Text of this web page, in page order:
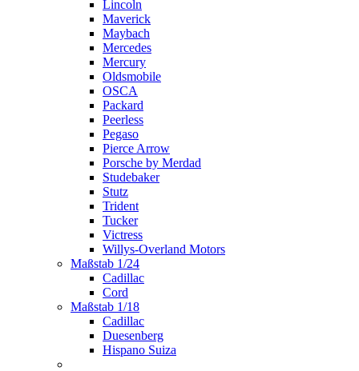
Lincoln
Maverick
Maybach
Mercedes
Mercury
Oldsmobile
OSCA
Packard
Peerless
Pegaso
Pierce Arrow
Porsche by Merdad
Studebaker
Stutz
Trident
Tucker
Victress
Willys-Overland Motors
Maßstab 1/24
Cadillac
Cord
Maßstab 1/18
Cadillac
Duesenberg
Hispano Suiza